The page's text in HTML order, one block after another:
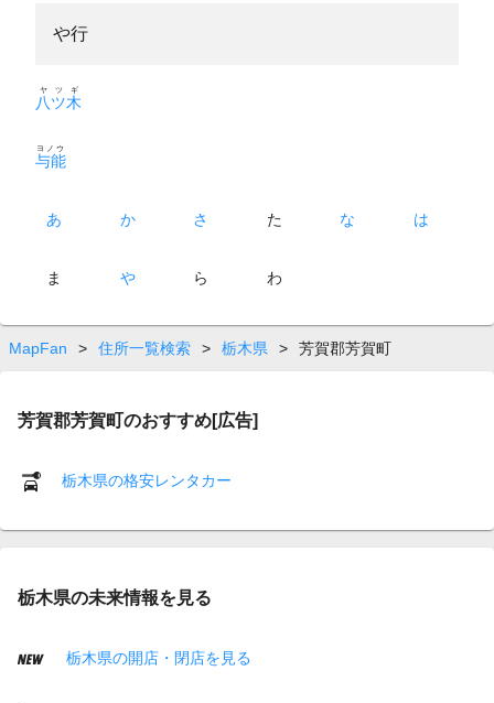
や行
八ツ木
ヤツギ
与能
ヨノウ
あ か さ た な は
ま や ら わ
MapFan > 住所一覧検索 > 栃木県 > 芳賀郡芳賀町
芳賀郡芳賀町のおすすめ[広告]
栃木県の格安レンタカー
栃木県の未来情報を見る
栃木県の開店・閉店を見る